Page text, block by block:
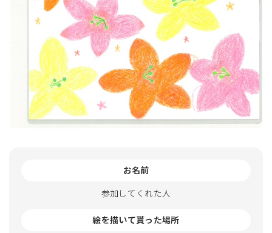
お名前
参加してくれた人
絵を描いて貰った場所